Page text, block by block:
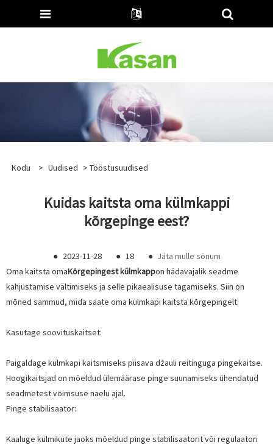
Kodu > Uudised > Tööstusuudised
Kuidas kaitsta oma külmkappi
kõrgepinge eest?
● 2023-11-28 ● 18 ● Jäta mulle sõnum
Oma kaitsta omaKõrgepingest külmkappon hädavajalik seadme
kahjustamise vältimiseks ja selle pikaealisuse tagamiseks. Siin on
mõned sammud, mida saate oma külmkapi kaitsta kõrgepingelt:
Kasutage soovituskaitset:
Paigaldage külmkapi kaitsmiseks piisava džauli reitinguga pingekaitse.
Hoogikaitsjad on mõeldud ülemäärase pinge suunamiseks ühendatud
seadmetest võimsuse naelu ajal.
Pinge stabilisaator:
Kaaluge külmikute jaoks mõeldud pinge stabilisaatorit või regulaatori